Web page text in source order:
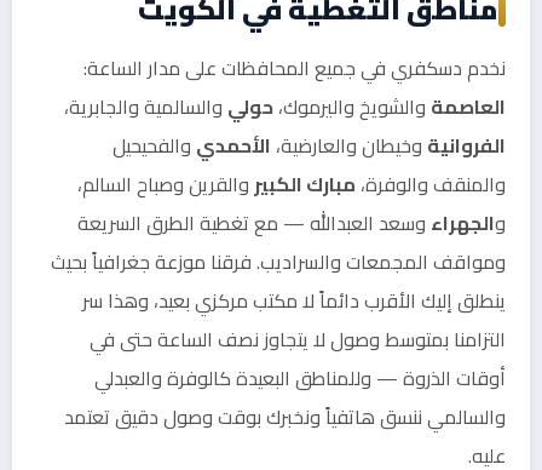
نخدم دسكفري في جميع المحافظات على مدار الساعة:
العاصمة والشويخ واليرموك،حولي والسالمية والجابرية،
الفروانية وخيطان والعارضية، الأحمدي والفحيحيل
والمنقف والوفرة، مبارك الكبيروالقرين وصباح السالم،
والجهراء وسعد العبدالله — مع تغطية الطرق السريعة
ومواقف المجمعات والسراديب. فرقنا موزعة جغرافياً بحيث
ينطلق إليك الأقرب دائماً لا مكتب مركزي بعيد، وهذا سر
التزامنا بمتوسط وصول لا يتجاوز نصف الساعة حتى في
أوقات الذروة — وللمناطق البعيدة كالوفرة والعبدلي
والسالمي ننسق هاتفياً ونخبرك بوقت وصول دقيق تعتمد
عليه.